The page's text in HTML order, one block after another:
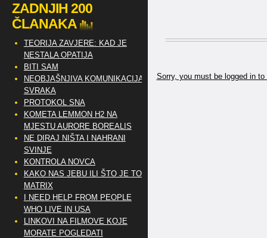
Sorry, you must be logged in
ZADNJIH 200
ČLANAKA
TEORIJA ZAVJERE: KAD JE
NESTALA OPATIJA
BITI SAM
NEOBJAŠNJIVA KOMUNIKACIJA
SVRAKA
PROTOKOL SNA
KOMETA LEMMON H2 NA
MJESTU AURORE BOREALIS
NE DIRAJ NIŠTA I NAHRANI
SVINJE
KONTROLA NOVCA
KAKO NAS JEBU ILI ŠTO JE TO
MATRIX
I NEED HELP FROM PEOPLE
WHO LIVE IN USA
LINKOVI NA FILMOVE KOJE
MORATE POGLEDATI